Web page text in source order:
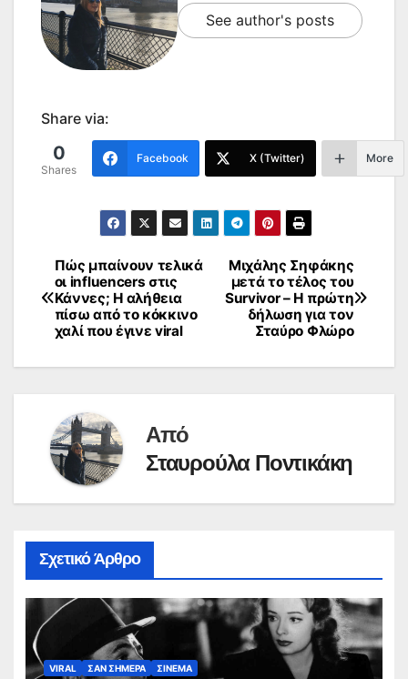
See author's posts
Share via:
0
Shares
Facebook X (Twitter) More
Πλοήγηση
άρθρων
Μιχάλης Σηφάκης
μετά το τέλος του
Survivor – Η πρώτη
δήλωση για τον
Σταύρο Φλώρο
Πώς μπαίνουν τελικά
οι influencers στις
Κάννες; Η αλήθεια
πίσω από το κόκκινο
χαλί που έγινε viral
Από
Σταυρούλα Ποντικάκη
Σχετικό Άρθρο
VIRAL ΣΑΝ ΣΗΜΕΡΑ ΣΙΝΕΜΑ